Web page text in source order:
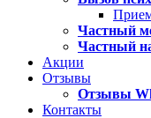
Частный
Частный
Акции
Отзывы
Отзывы
Контакты